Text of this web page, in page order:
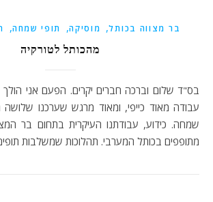
בר מצווה בכותל, מוסיקה, תופי שמחה,
מהכותל לטורקיה
בס"ד שלום וברכה חברים יקרים. הפעם אני הולך לכתוב לכם על טיול
עבודה מאוד כייפי, ומאוד מרגש שערכנו
שמחה. כידוע, עבודתנו העיקרית בתחום בר
מתופפים בכותל המערבי. תהלוכות שמשלבות